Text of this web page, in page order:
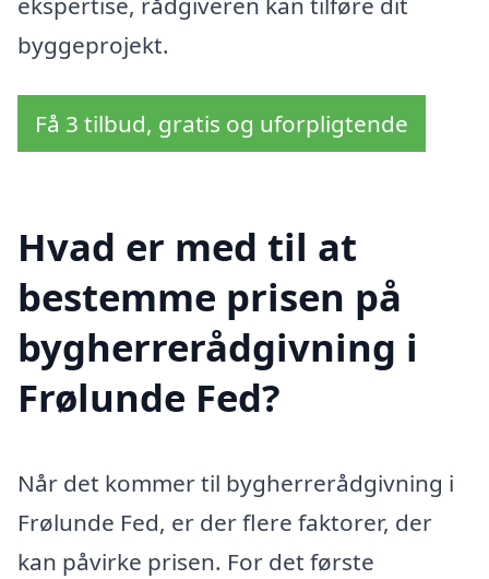
byggeprojekt.
Få 3 tilbud, gratis og uforpligtende
Hvad er med til at
bestemme prisen på
bygherrerådgivning i
Frølunde Fed?
Når det kommer til bygherrerådgivning i
Frølunde Fed, er der flere faktorer, der
kan påvirke prisen. For det første